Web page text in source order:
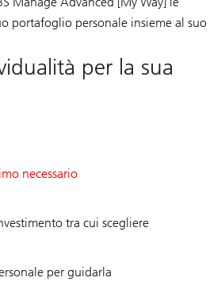
portafoglio personale insieme al suo
per la sua
necessario
tra cui scegliere
per guidarla